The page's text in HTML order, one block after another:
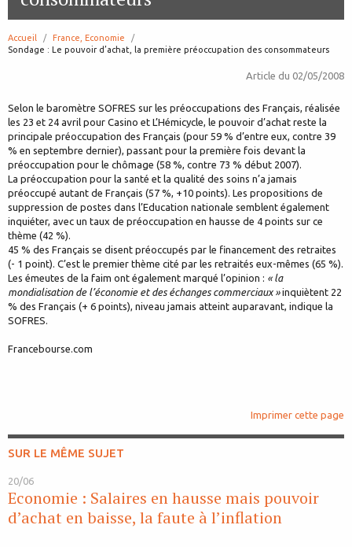
Accueil
France, Economie
page:
Sondage : Le pouvoir d’achat, la première préoccupation des consommateurs
Article du 02/05/2008
Selon le baromètre SOFRES sur les préoccupations des Français, réalisée
les 23 et 24 avril pour Casino et L’Hémicycle, le pouvoir d’achat reste la
principale préoccupation des Français (pour 59 % d’entre eux, contre 39
% en septembre dernier), passant pour la première fois devant la
préoccupation pour le chômage (58 %, contre 73 % début 2007).
La préoccupation pour la santé et la qualité des soins n’a jamais
préoccupé autant de Français (57 %, +10 points). Les propositions de
suppression de postes dans l’Education nationale semblent également
inquiéter, avec un taux de préoccupation en hausse de 4 points sur ce
thème (42 %).
45 % des Français se disent préoccupés par le financement des retraites
(- 1 point). C’est le premier thème cité par les retraités eux-mêmes (65 %).
Les émeutes de la faim ont également marqué l’opinion : « la
mondialisation de l’économie et des échanges commerciaux »inquiètent 22
% des Français (+ 6 points), niveau jamais atteint auparavant, indique la
SOFRES.
Francebourse.com
Imprimer cette page
SUR LE MÊME SUJET
20/06
Economie : Salaires en hausse mais pouvoir
d’achat en baisse, la faute à l’inflation